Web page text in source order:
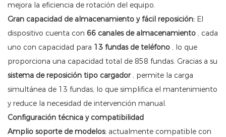
mejora la eficiencia de rotación del equipo.
Gran capacidad de almacenamiento y fácil reposición: El
dispositivo cuenta con 66 canales de almacenamiento , cada
uno con capacidad para 13 fundas de teléfono , lo que
proporciona una capacidad total de 858 fundas. Gracias a su
sistema de reposición tipo cargador, permite la carga
simultánea de 13 fundas, lo que simplifica el mantenimiento
y reduce la necesidad de intervención manual.
Configuración técnica y compatibilidad
Amplio soporte de modelos: actualmente compatible con